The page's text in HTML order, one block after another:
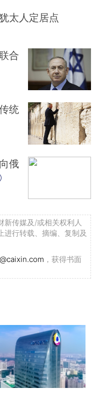
太人定居点
合
统
俄
新传媒及/或相关权利人
进行转载、摘编、复制及
，获得书面